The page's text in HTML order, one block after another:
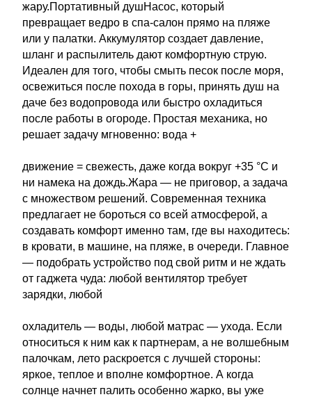
жару.Портативный душНасос, который
превращает ведро в спа-салон прямо на пляже
или у палатки. Аккумулятор создает давление,
шланг и распылитель дают комфортную струю.
Идеален для того, чтобы смыть песок после моря,
освежиться после похода в горы, принять душ на
даче без водопровода или быстро охладиться
после работы в огороде. Простая механика, но
решает задачу мгновенно: вода +
движение = свежесть, даже когда вокруг +35 °C и
ни намека на дождь.Жара — не приговор, а задача
с множеством решений. Современная техника
предлагает не бороться со всей атмосферой, а
создавать комфорт именно там, где вы находитесь:
в кровати, в машине, на пляже, в очереди. Главное
— подобрать устройство под свой ритм и не ждать
от гаджета чуда: любой вентилятор требует
зарядки, любой
охладитель — воды, любой матрас — ухода. Если
относиться к ним как к партнерам, а не волшебным
палочкам, лето раскроется с лучшей стороны:
яркое, теплое и вполне комфортное. А когда
солнце начнет палить особенно жарко, вы уже